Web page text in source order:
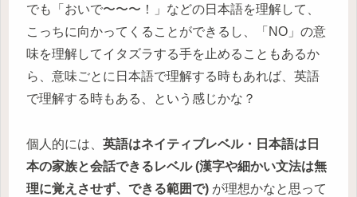
でも「おいで〜〜〜！」などの日本語を理解して、
こっちに向かってくることができるし、「NO」の意
味を理解してイタズラする手を止めることもあるか
ら、意味ごとに日本語で理解する時もあれば、英語
で理解する時もある、という感じかな？
個人的には、 英語はネイティブレベル・日本語は日
本の家族と会話できるレベル (漢字や細かい文法は無
理に覚えさせず、できる範囲で) が理想かなと思って